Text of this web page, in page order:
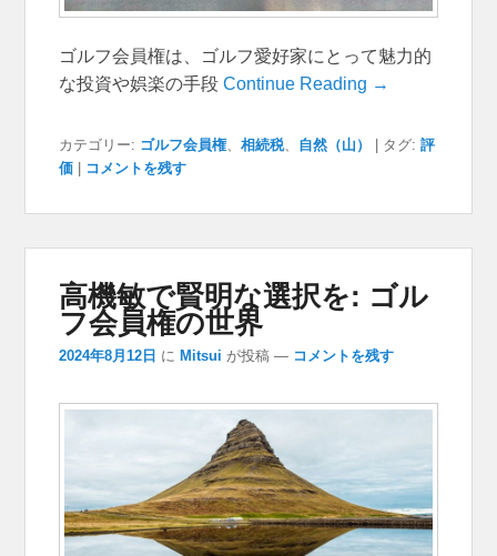
ゴルフ会員権は、ゴルフ愛好家にとって魅力的
な投資や娯楽の手段Continue Reading →
カテゴリー: ゴルフ会員権、相続税、 自然（山） タグ: 評
価
コメントを残す
高機敏で賢明な選択を: ゴル
フ会員権の世界
2024年8月12日 に Mitsui が投稿 — コメントを残す